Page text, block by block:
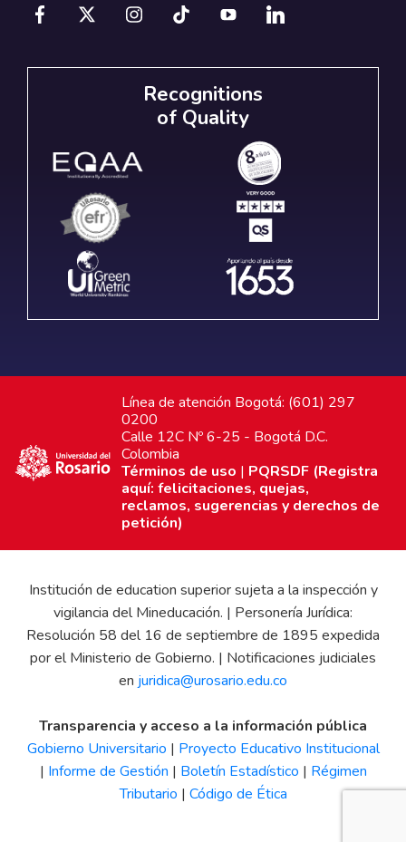
Recognitions
of Quality
Línea de atención Bogotá: (601) 297
0200
Calle 12C Nº 6-25 - Bogotá D.C.
Colombia
Términos de uso | PQRSDF (Registra
aquí: felicitaciones, quejas,
reclamos, sugerencias y derechos de
petición)
Institución de education superior sujeta a la inspección y
vigilancia del Mineducación. | Personería Jurídica:
Resolución 58 del 16 de septiembre de 1895 expedida
por el Ministerio de Gobierno. | Notificaciones judiciales
en juridica@urosario.edu.co
Transparencia y acceso a la información pública
Gobierno Universitario | Proyecto Educativo Institucional
| Informe de Gestión | Boletín Estadístico | Régimen
Tributario | Código de Ética